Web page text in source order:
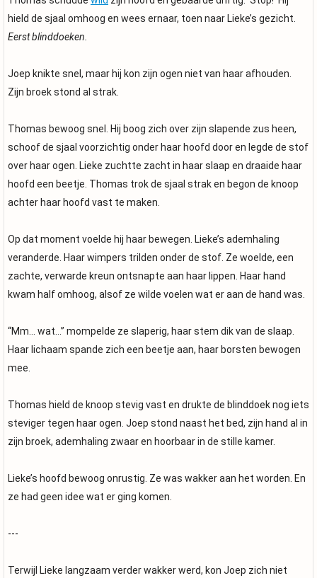
hield de sjaal omhoog en wees ernaar, toen naar Lieke’s gezicht.
Eerst blinddoeken.
Joep knikte snel, maar hij kon zijn ogen niet van haar afhouden.
Zijn broek stond al strak.
Thomas bewoog snel. Hij boog zich over zijn slapende zus heen,
schoof de sjaal voorzichtig onder haar hoofd door en legde de stof
over haar ogen. Lieke zuchtte zacht in haar slaap en draaide haar
hoofd een beetje. Thomas trok de sjaal strak en begon de knoop
achter haar hoofd vast te maken.
Op dat moment voelde hij haar bewegen. Lieke’s ademhaling
veranderde. Haar wimpers trilden onder de stof. Ze woelde, een
zachte, verwarde kreun ontsnapte aan haar lippen. Haar hand
kwam half omhoog, alsof ze wilde voelen wat er aan de hand was.
“Mm… wat…” mompelde ze slaperig, haar stem dik van de slaap.
Haar lichaam spande zich een beetje aan, haar borsten bewogen
mee.
Thomas hield de knoop stevig vast en drukte de blinddoek nog iets
steviger tegen haar ogen. Joep stond naast het bed, zijn hand al in
zijn broek, ademhaling zwaar en hoorbaar in de stille kamer.
Lieke’s hoofd bewoog onrustig. Ze was wakker aan het worden. En
ze had geen idee wat er ging komen.
---
Terwijl Lieke langzaam verder wakker werd, kon Joep zich niet